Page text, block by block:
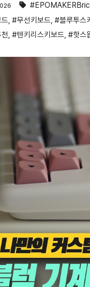
, #무선키보드, #블루투스
, #텐키리스키보드, #핫스